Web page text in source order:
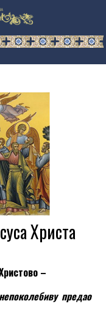
Христа
–
предао